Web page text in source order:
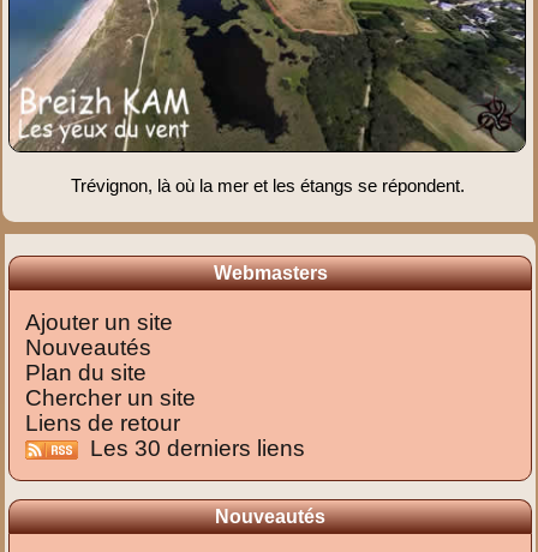
Trévignon, là où la mer et les étangs se répondent.
Webmasters
Ajouter un site
Nouveautés
Plan du site
Chercher un site
Liens de retour
Les 30 derniers liens
Nouveautés